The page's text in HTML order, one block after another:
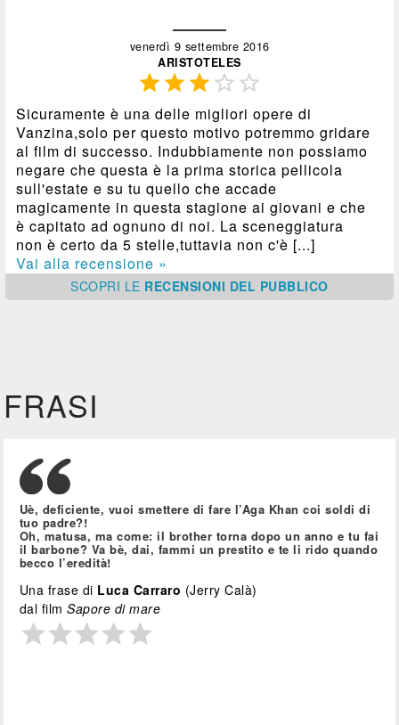
venerdì 9 settembre 2016
ARISTOTELES
 
Sicuramente è una delle migliori opere di
Vanzina,solo per questo motivo potremmo gridare
al film di successo. Indubbiamente non possiamo
negare che questa è la prima storica pellicola
sull'estate e su tu quello che accade
magicamente in questa stagione ai giovani e che
è capitato ad ognuno di noi. La sceneggiatura
non è certo da 5 stelle,tuttavia non c'è [...]
Vai alla recensione »
SCOPRI LE RECENSIONI DEL PUBBLICO
FRASI
Uè, deficiente, vuoi smettere di fare l’Aga Khan coi soldi di
tuo padre?!
Oh, matusa, ma come: il brother torna dopo un anno e tu fai
il barbone? Va bè, dai, fammi un prestito e te li rido quando
becco l’eredità!
Una frase di Luca Carraro (Jerry Calà)
dal filmSapore di mare